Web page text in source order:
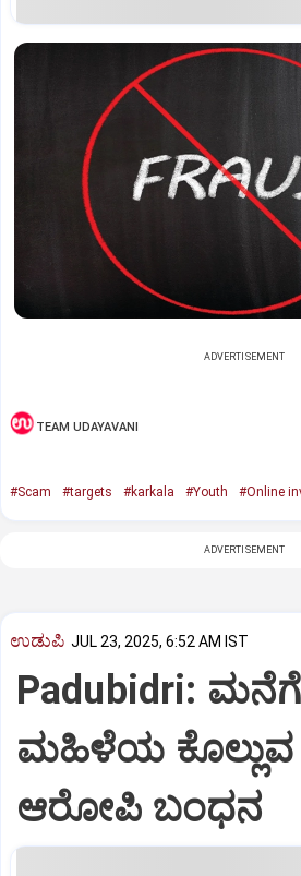
ADVERTISEMENT
TEAM UDAYAVANI
#Scam #targets #karkala #Youth #Online
ADVERTISEMENT
ಉಡುಪಿ JUL 23, 2025, 6:52 AM IST
Padubidri: ಮನೆಗೆ
ಮಹಿಳೆಯ ಕೊಲ್ಲುವ
ಆರೋಪಿ ಬಂಧನ